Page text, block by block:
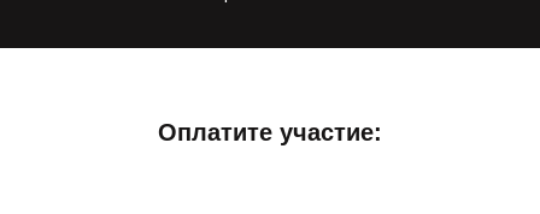
Оплатите участие: